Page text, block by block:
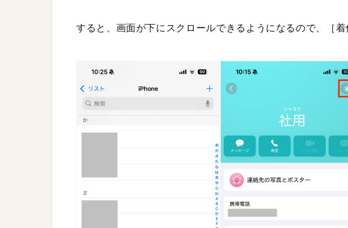
すると、画面が下にスクロールできるようになるので、［着